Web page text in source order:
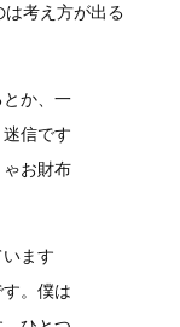
考え方が出る
か、一
信です
お財布
ます
。僕は